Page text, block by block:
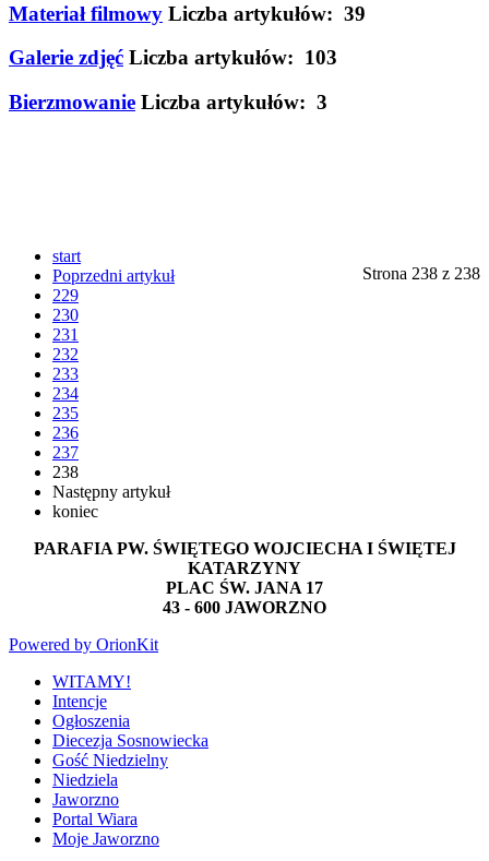
Materiał filmowy Liczba artykułów: 39
Galerie zdjęć Liczba artykułów: 103
Bierzmowanie Liczba artykułów: 3
Strona 238 z 238
start
Poprzedni artykuł
229
230
231
232
233
234
235
236
237
238
Następny artykuł
koniec
PARAFIA PW. ŚWIĘTEGO WOJCIECHA I ŚWIĘTEJ
KATARZYNY
PLAC ŚW. JANA 17
43 - 600 JAWORZNO
Powered by OrionKit
WITAMY!
Intencje
Ogłoszenia
Diecezja Sosnowiecka
Gość Niedzielny
Niedziela
Jaworzno
Portal Wiara
Moje Jaworzno